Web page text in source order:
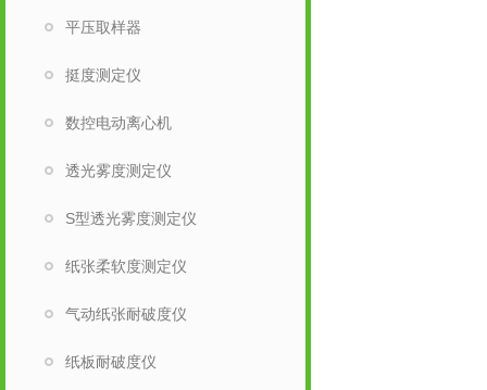
平压取样器
挺度测定仪
数控电动离心机
透光雾度测定仪
S型透光雾度测定仪
纸张柔软度测定仪
气动纸张耐破度仪
纸板耐破度仪